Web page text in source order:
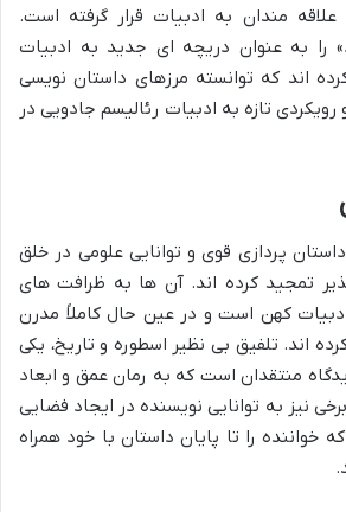
مندان به ادبیات قرار گرفته است.
را به عنوان دریچه ای جدید به ادبیات
اند که توانسته مرزهای داستان نویسی
تازه به ادبیات رئالیسم جادویی در
پردازی قوی و توانایی علومی در خلق
تمجید کرده اند. آن ها به ظرافت های
ادبیات کهن است و در عین حال کاملاً مدرن
اند. تلفیق بی نظیر اسطوره و تاریخ، یکی
منتقدان است که به رمان عمق و ابعاد
نیز به توانایی نویسنده در ایجاد فضایی
خواننده را تا پایان داستان با خود همراه